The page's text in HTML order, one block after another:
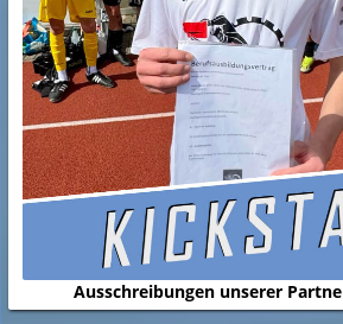
Ausschreibungen unserer